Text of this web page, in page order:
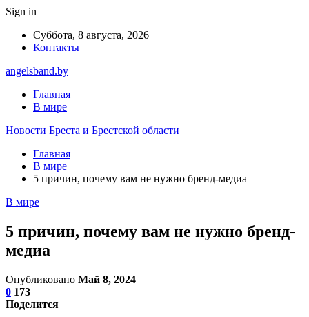
Sign in
Суббота, 8 августа, 2026
Контакты
angelsband.by
Главная
В мире
Новости Бреста и Брестской области
Главная
В мире
5 причин, почему вам не нужно бренд-медиа
В мире
5 причин, почему вам не нужно бренд-
медиа
Опубликовано Май 8, 2024
0 173
Поделится